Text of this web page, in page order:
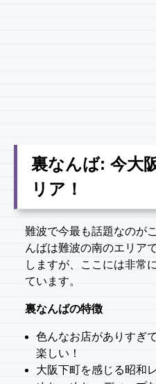
裏なんば: 今大
リア！
難波で今最も話題なのが
んばは難波の南のエリア
しますが、ここには非常
ています。
裏なんばの特徴
色んなお店がありすぎ
楽しい！
大阪下町を感じる昭和